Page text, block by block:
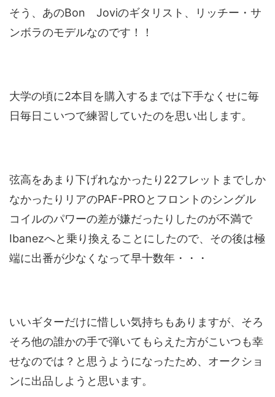
そう、あのBon Joviのギタリスト、リッチー・サ
ンボラのモデルなのです！！
大学の頃に2本目を購入するまでは下手なくせに毎
日毎日こいつで練習していたのを思い出します。
弦高をあまり下げれなかったり22フレットまでしか
なかったりリアのPAF-PROとフロントのシングル
コイルのパワーの差が嫌だったりしたのが不満で
Ibanezへと乗り換えることにしたので、その後は極
端に出番が少なくなって早十数年・・・
いいギターだけに惜しい気持ちもありますが、そろ
そろ他の誰かの手で弾いてもらえた方がこいつも幸
せなのでは？と思うようになったため、オークショ
ンに出品しようと思います。